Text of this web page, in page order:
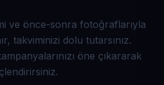
ve önce-sonra fotoğraflarıyla
takviminizi dolu tutarsınız.
öne çıkararak